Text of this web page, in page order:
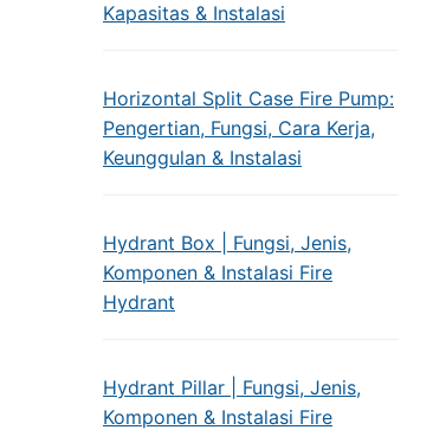
Kapasitas & Instalasi
Horizontal Split Case Fire Pump:
Pengertian, Fungsi, Cara Kerja,
Keunggulan & Instalasi
Hydrant Box | Fungsi, Jenis,
Komponen & Instalasi Fire
Hydrant
Hydrant Pillar | Fungsi, Jenis,
Komponen & Instalasi Fire